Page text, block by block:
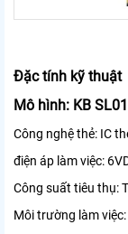
Đặc tính kỹ thuật
Mô hình: KB
Công nghệ thẻ: IC
điện áp làm việc:
Công suất tiêu thụ:
Môi trường làm việc: